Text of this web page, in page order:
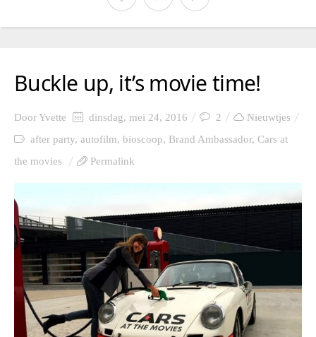
Buckle up, it’s movie time!
DoorYvette dinsdag, mei 24, 2016 2
Nieuwtjes
after party, autofilm, bioscoop, Brand Ambassador, Cars at
the movies
Permalink